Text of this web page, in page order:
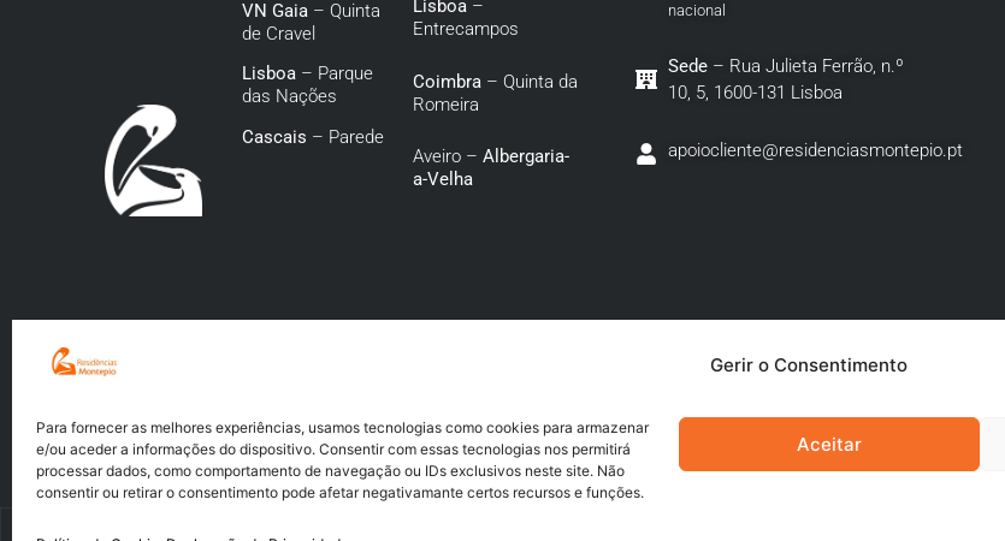
Gerir o Consentimento
Para fornecer as melhores experiências, usamos tecnologias como cookies para armazenar
e/ou aceder a informações do dispositivo. Consentir com essas tecnologias nos permitirá
processar dados, como comportamento de navegação ou IDs exclusivos neste site. Não
consentir ou retirar o consentimento pode afetar negativamante certos recursos e funções.
Aceitar
VN Gaia – Quinta
de Cravel
Lisboa – Parque
das Nações
Cascais – Parede
Lisboa–
Entrecampos
Coimbra – Quinta da
Romeira
Aveiro – Albergaria-
a-Velha
nacional
Sede – Rua Julieta Ferrão, n.º
10, 5, 1600-131 Lisboa
apoiocliente@residenciasmontepio.pt